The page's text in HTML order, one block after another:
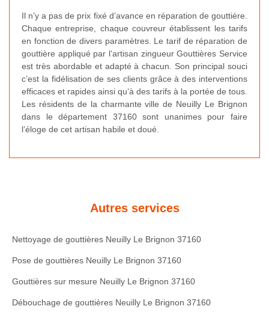
Il n’y a pas de prix fixé d’avance en réparation de gouttière.
Chaque entreprise, chaque couvreur établissent les tarifs
en fonction de divers paramètres. Le tarif de réparation de
gouttière appliqué par l’artisan zingueur Gouttières Service
est très abordable et adapté à chacun. Son principal souci
c’est la fidélisation de ses clients grâce à des interventions
efficaces et rapides ainsi qu’à des tarifs à la portée de tous.
Les résidents de la charmante ville de Neuilly Le Brignon
dans le département 37160 sont unanimes pour faire
l’éloge de cet artisan habile et doué.
Autres services
Nettoyage de gouttières Neuilly Le Brignon 37160
Pose de gouttières Neuilly Le Brignon 37160
Gouttières sur mesure Neuilly Le Brignon 37160
Débouchage de gouttières Neuilly Le Brignon 37160